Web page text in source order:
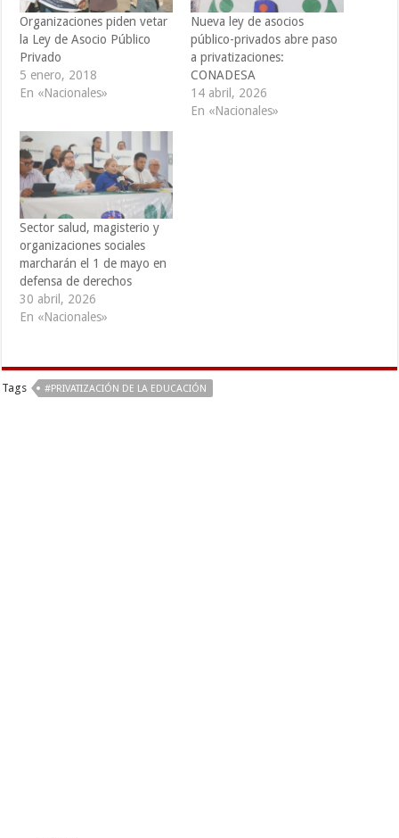
Organizaciones piden vetar
la Ley de Asocio Público
Privado
5 enero, 2018
En «Nacionales»
Nueva ley de asocios
público-privados abre paso
a privatizaciones:
CONADESA
14 abril, 2026
En «Nacionales»
Sector salud, magisterio y
organizaciones sociales
marcharán el 1 de mayo en
defensa de derechos
30 abril, 2026
En «Nacionales»
Tags #PRIVATIZACIÓN DE LA EDUCACIÓN